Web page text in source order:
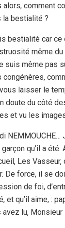
alors, comment
la bestialité ?
bestialité car ce
même
suis même pas
congénères,
laisser le
doute du côté
et vu les
NEMMOUCHE…
qu’il a été.
Les
De force, il se
de foi,
et qu’il aime, :
avez lu,